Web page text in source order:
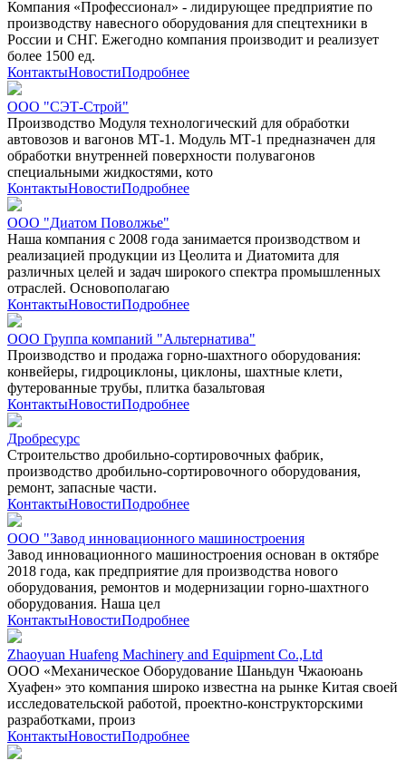
Компания «Профессионал» - лидирующее предприятие по
производству навесного оборудования для спецтехники в
России и СНГ. Ежегодно компания производит и реализует
более 1500 ед.
КонтактыНовостиПодробнее
ООО "СЭТ-Строй"
Производство Модуля технологический для обработки
автовозов и вагонов МТ-1. Модуль МТ-1 предназначен для
обработки внутренней поверхности полувагонов
специальными жидкостями, кото
КонтактыНовостиПодробнее
ООО "Диатом Поволжье"
Наша компания с 2008 года занимается производством и
реализацией продукции из Цеолита и Диатомита для
различных целей и задач широкого спектра промышленных
отраслей. Основополагаю
КонтактыНовостиПодробнее
ООО Группа компаний "Альтернатива"
Производство и продажа горно-шахтного оборудования:
конвейеры, гидроциклоны, циклоны, шахтные клети,
футерованные трубы, плитка базальтовая
КонтактыНовостиПодробнее
Дробресурс
Строительство дробильно-сортировочных фабрик,
производство дробильно-сортировочного оборудования,
ремонт, запасные части.
КонтактыНовостиПодробнее
ООО "Завод инновационного машиностроения
Завод инновационного машиностроения основан в октябре
2018 года, как предприятие для производства нового
оборудования, ремонтов и модернизации горно-шахтного
оборудования. Наша цел
КонтактыНовостиПодробнее
Zhaoyuan Huafeng Machinery and Equipment Co.,Ltd
ООО «Механическое Оборудование Шаньдун Чжаоюань
Хуафен» это компания широко известна на рынке Китая своей
исследовательской работой, проектно-конструкторскими
разработками, произ
КонтактыНовостиПодробнее